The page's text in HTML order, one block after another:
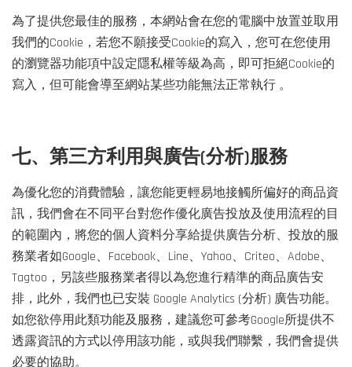
為了提供您最佳的服務，本網站會在您的電腦中放置並取用
我們的Cookie，若您不願接受Cookie的寫入，您可在您使用
的瀏覽器功能項中設定隱私權等級為高，即可拒絕Cookie的
寫入，但可能會導至網站某些功能無法正常執行 。
七、第三方利用與廣告(分析)服務
為優化您的消費體驗，讓您能更輕易地接觸所偏好的商品資
訊，我們會在不同平台對您作優化廣告投放及使用流程的目
的範圍內，將您的個人資料分享給提供廣告分析、投放的服
務業者如Google、Facebook、Line、Yahoo、Criteo、Adobe、
Tagtoo，另該些服務業者得以為您進行精準的商品廣告安
排，此外，我們也已安裝 Google Analytics (分析) 廣告功能。
如您欲停用此類功能及服務，建議您可參考Google所提供不
透露資訊的方式以停用該功能，或與我們聯繫，我們會提供
必要的協助。